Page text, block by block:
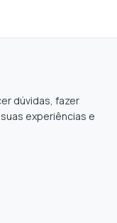
dúvidas, fazer
experiências e